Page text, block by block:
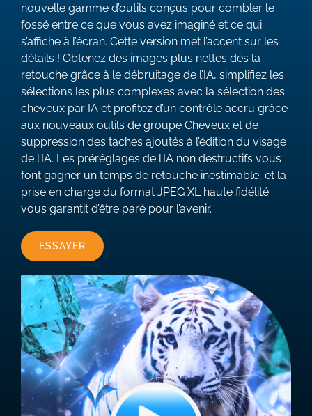
nouvelle gamme d’outils conçus pour combler le
fossé entre ce que vous avez imaginé et ce qui
s’affiche à l’écran. Cette version met l’accent sur les
détails ! Obtenez des images plus nettes dès la
retouche grâce à le débruitage de l’IA, simplifiez les
sélections les plus complexes avec la sélection des
cheveux par IA et profitez d’un contrôle accru grâce
aux nouveaux outils de groupe Cheveux et de
suppression des taches ajoutés à l’édition du visage
de l’IA. Les préréglages de l’IA non destructifs vous
font gagner un temps de retouche inestimable, et la
prise en charge du format JPEG XL haute fidélité
vous garantit d’être paré pour l’avenir.
ESSAYER